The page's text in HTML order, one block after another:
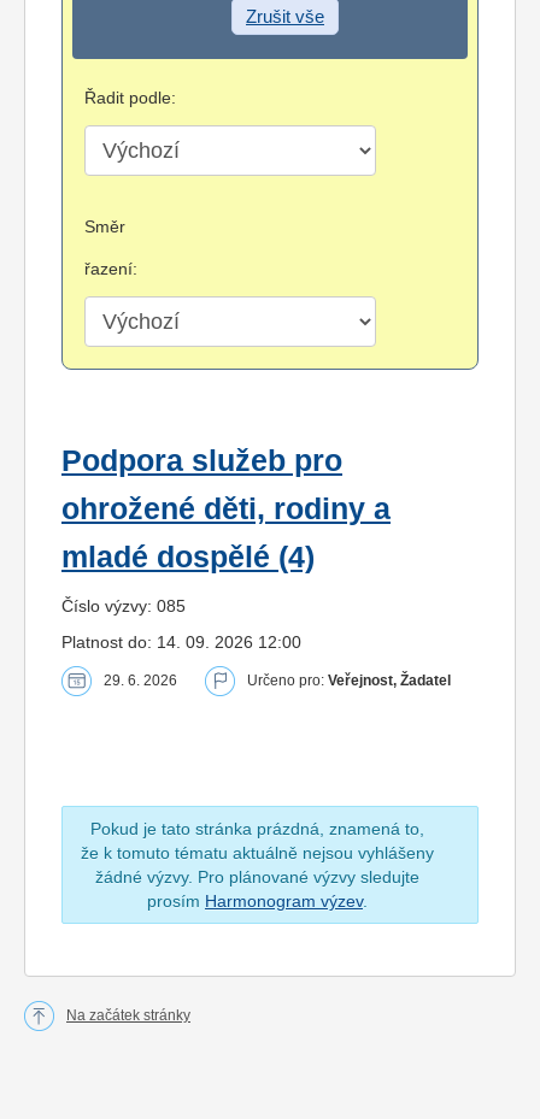
Zrušit vše
Řadit podle:
Směr
řazení:
Podpora služeb pro
ohrožené děti, rodiny a
mladé dospělé (4)
Číslo výzvy: 085
Platnost do: 14. 09. 2026 12:00
29. 6. 2026 Určeno pro: Veřejnost, Žadatel
Pokud je tato stránka prázdná, znamená to,
že k tomuto tématu aktuálně nejsou vyhlášeny
žádné výzvy. Pro plánované výzvy sledujte
prosím Harmonogram výzev.
Na začátek stránky